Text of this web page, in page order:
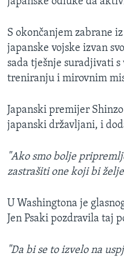
S okončanjem zabrane
japanske vojske izvan
sada tješnje suradjivati
treniranju i mirovnim
Japanski premijer
japanski državljani, i
"Ako smo bolje
zastrašiti one koji bi
U Washingtona je
Jen Psaki pozdravila taj
"Da bi se to izvelo na